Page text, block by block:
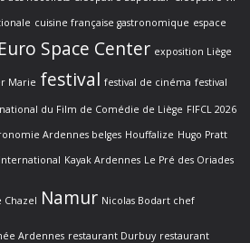
cuisine française gastronomique espace
Euro Space Center exposition Liège
Marie festival festival de cinéma festival
du Film de Comédie de Liège FIFCL 2026
Ardennes belges Houffalize Hugo Pratt
Kayak Ardennes Le Pré des Oriades
Chazel Namur Nicolas Bodart chef
Ardennes restaurant Durbuy restaurant